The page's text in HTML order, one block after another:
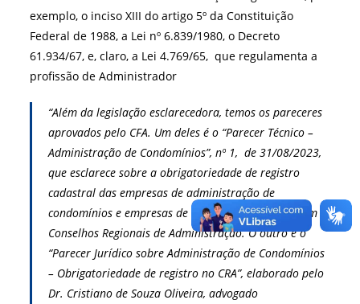
exemplo, o inciso XIII do artigo 5º da Constituição
Federal de 1988, a Lei nº 6.839/1980, o Decreto
61.934/67, e, claro, a Lei 4.769/65, que regulamenta a
profissão de Administrador
“Além da legislação esclarecedora, temos os pareceres
aprovados pelo CFA. Um deles é o “Parecer Técnico –
Administração de Condomínios”, nº 1, de 31/08/2023,
que esclarece sobre a obrigatoriedade de registro
cadastral das empresas de administração de
condomínios e empresas de síndicos profissionais em
Conselhos Regionais de Administração. O outro é o
“Parecer Jurídico sobre Administração de Condomínios
– Obrigatoriedade de registro no CRA”, elaborado pelo
Dr. Cristiano de Souza Oliveira, advogado